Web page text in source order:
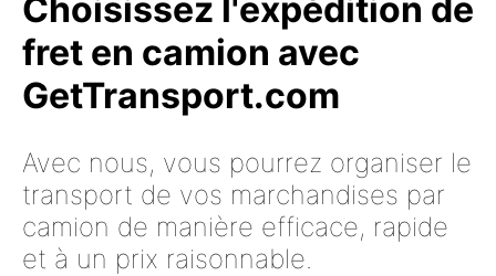
Choisissez l'expédition de
fret en camion avec
GetTransport.com
Avec nous, vous pourrez organiser le
transport de vos marchandises par
camion de manière efficace, rapide
et à un prix raisonnable.